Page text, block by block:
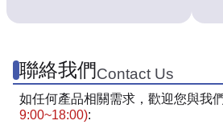
聯絡我們Contact Us
如任何產品相關需求，歡迎您與我
9:00~18:00):